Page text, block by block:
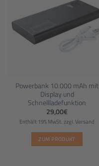
Powerbank 10.000 mAh mit
Display und
Schnellladefunktion
29,00€
Enthält 19% MwSt.zzgl.Versand
ZUM PRODUKT